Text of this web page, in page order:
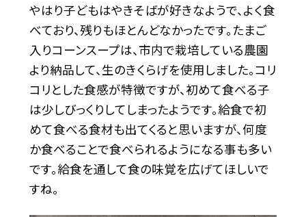
やはり子どもはやきそばが好きなようで、よく食
べており、残りもほとんどなかったです。たまご
入りコーンスープは、市内で栽培している農園
より納品して、生のきくらげを使用しました。コリ
コリとした食感が特徴ですが、初めて食べる子
は少しびっくりしてしまったようです。給食で初
めて食べる食材も出てくると思いますが、何度
か食べることで食べられるようになる事も多い
です。給食を通して食の味覚を広げてほしいで
すね。